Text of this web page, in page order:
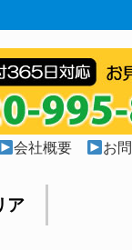
会社概要 お
ア